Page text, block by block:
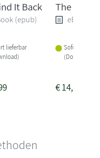
It Back
(epub)
lieferbar
The Right
eBook
Sofort
(Download)
€14,99